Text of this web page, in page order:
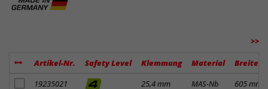
>>
Artikel-Nr. Safety Level Klemmung Material
Breite
Artikel zum Merkzettel hinzufügen
19235021 25,4 mm MAS-Nb 605 mm